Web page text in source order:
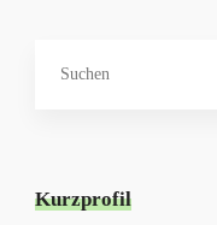
Kurzprofil